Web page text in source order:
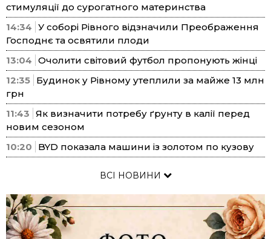
стимуляції до сурогатного материнства
14:34 У соборі Рівного відзначили Преображення
Господнє та освятили плоди
13:04 Очолити світовий футбол пропонують жінці
12:35 Будинок у Рівному утеплили за майже 13 млн
грн
11:43 Як визначити потребу ґрунту в калії перед
новим сезоном
10:20
BYD показала машини із золотом по кузову
ВСІ НОВИНИ